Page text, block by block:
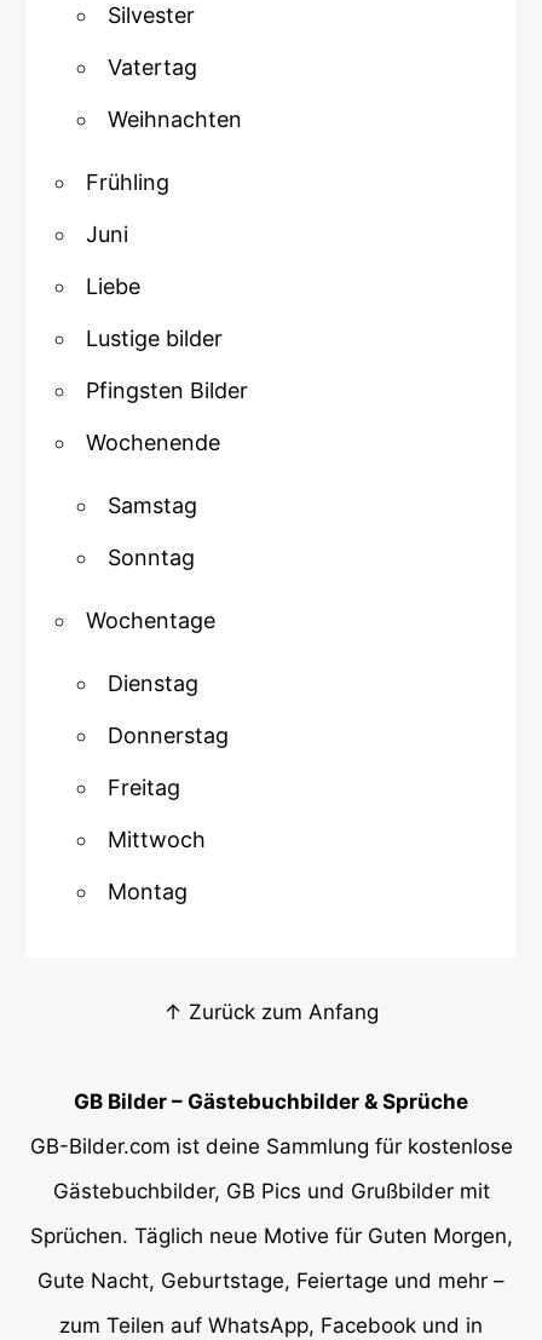
Silvester
Vatertag
Weihnachten
Frühling
Juni
Liebe
Lustige bilder
Pfingsten Bilder
Wochenende
Samstag
Sonntag
Wochentage
Dienstag
Donnerstag
Freitag
Mittwoch
Montag
↑ Zurück zum Anfang
GB Bilder – Gästebuchbilder & Sprüche
GB-Bilder.com ist deine Sammlung für kostenlose
Gästebuchbilder, GB Pics und Grußbilder mit
Sprüchen. Täglich neue Motive für Guten Morgen,
Gute Nacht, Geburtstage, Feiertage und mehr –
zum Teilen auf WhatsApp, Facebook und in